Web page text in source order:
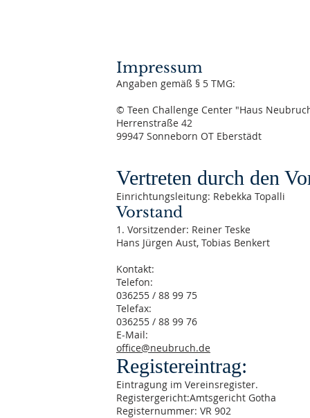
Impressum
Angaben gemäß § 5 TMG:
© Teen Challenge Center "Haus
Herrenstraße 42
99947 Sonneborn OT Eberstädt
Vertreten durch den
Einrichtungsleitung: Rebekka Topalli
Vorstand
1. Vorsitzender: Reiner Teske
Hans Jürgen Aust , Tobias Benkert
Kontakt:
Telefon:
036255 / 88 99 75
Telefax:
036255 / 88 99 76
E-Mail:
office@neubruch.de
Registereintrag:
Eintragung im Vereinsregister.
Registergericht:Amtsgericht Gotha
Registernummer: VR 902